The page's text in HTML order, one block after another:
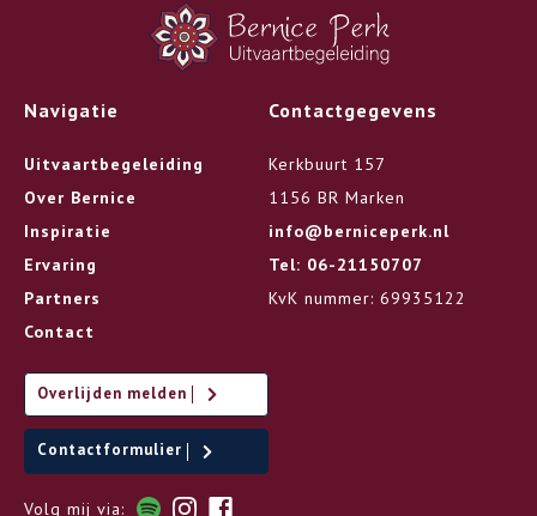
Navigatie
Uitvaartbegeleiding
Over Bernice
Inspiratie
Ervaring
Partners
Contact
Contactgegevens
Kerkbuurt 157
1156 BR Marken
info@berniceperk.nl
Tel: 06-21150707
KvK nummer: 69935122
Overlijden melden
Contactformulier
Volg mij via: